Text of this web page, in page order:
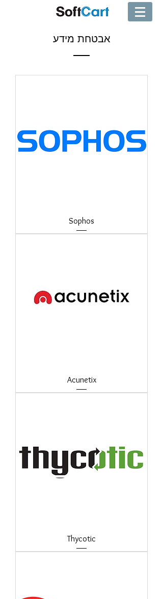
Sophos
Acunetix
Thycotic
אבטחת מידע